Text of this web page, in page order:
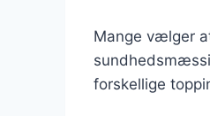
Mange vælger
forskellige